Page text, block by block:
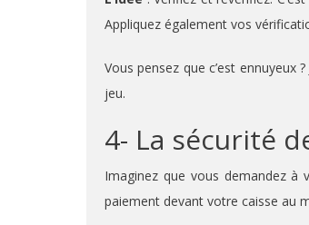
Appliquez également vos
Vous pensez que c’est ennuyeux
jeu.
4- La sécurité
Imaginez que vous demandez
paiement devant votre caisse au